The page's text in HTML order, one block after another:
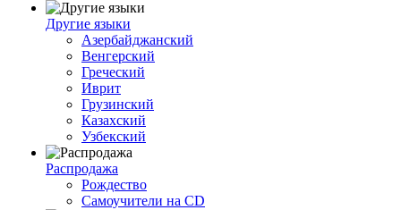
Другие языки
Азербайджанский
Венгерский
Греческий
Иврит
Грузинский
Казахский
Узбекский
Распродажа
Рождество
Самоучители на CD